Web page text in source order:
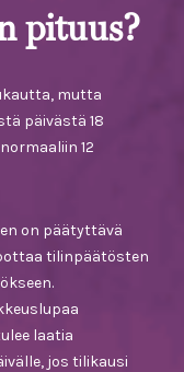
pituus?
mutta
päivästä 18
12
on päätyttävä
tilinpäätösten
laatia
jos tilikausi